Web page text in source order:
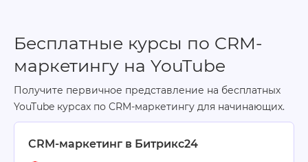
Бесплатные курсы по CRM-
маркетингу на YouTube
Получите первичное представление на бесплатных
YouTube курсах по CRM-маркетингу для начинающих.
CRM-маркетинг в Битрикс24